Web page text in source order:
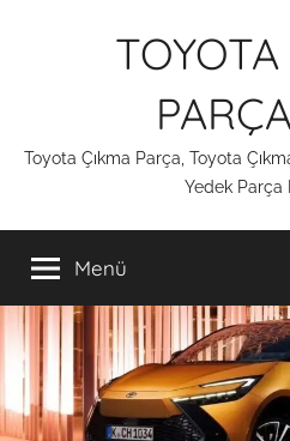
Toyota Çıkma Parça, Toyota
Yedek Parça
Menü